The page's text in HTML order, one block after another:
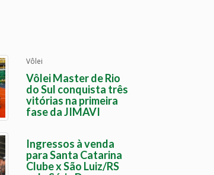
Vôlei
Vôlei Master de Rio
do Sul conquista três
vitórias na primeira
fase da JIMAVI
Ingressos à venda
para Santa Catarina
Clube x São Luiz/RS